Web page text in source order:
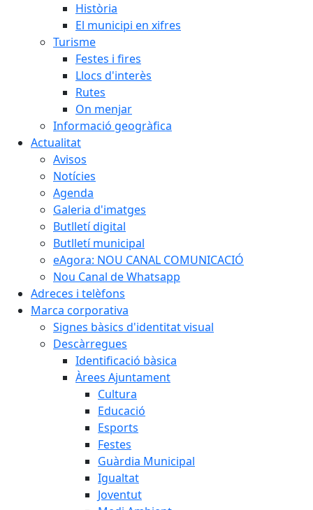
Història
El municipi en xifres
Turisme
Festes i fires
Llocs d'interès
Rutes
On menjar
Informació geogràfica
Actualitat
Avisos
Notícies
Agenda
Galeria d'imatges
Butlletí digital
Butlletí municipal
eAgora: NOU CANAL COMUNICACIÓ
Nou Canal de Whatsapp
Adreces i telèfons
Marca corporativa
Signes bàsics d'identitat visual
Descàrregues
Identificació bàsica
Àrees Ajuntament
Cultura
Educació
Esports
Festes
Guàrdia Municipal
Igualtat
Joventut